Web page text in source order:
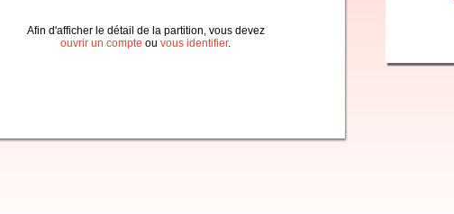
Afin d'afficher le détail de la partition, vous devez
ouvrir un compte ou vous identifier.